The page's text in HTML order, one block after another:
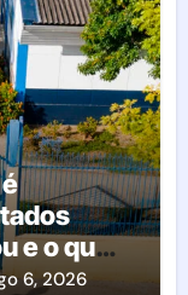
e o que
6, 2026